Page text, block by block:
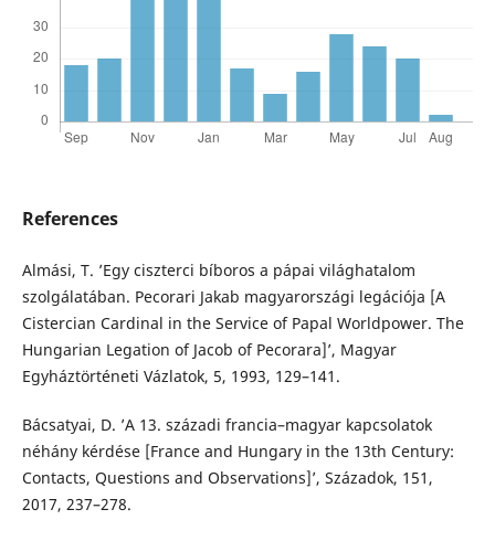
References
Almási, T. ’Egy ciszterci bíboros a pápai világhatalom
szolgálatában. Pecorari Jakab magyarországi legációja [A
Cistercian Cardinal in the Service of Papal Worldpower. The
Hungarian Legation of Jacob of Pecorara]’, Magyar
Egyháztörténeti Vázlatok, 5, 1993, 129–141.
Bácsatyai, D. ’A 13. századi francia–magyar kapcsolatok
néhány kérdése [France and Hungary in the 13th Century:
Contacts, Questions and Observations]’, Századok, 151,
2017, 237–278.